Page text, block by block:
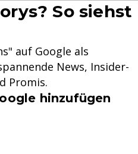
So siehst
auf Google als
News, Insider-
Promis.
hinzufügen